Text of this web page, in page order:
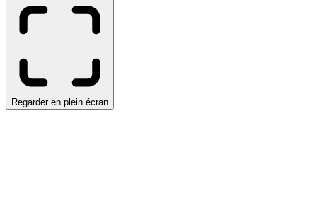
Regarder en plein écran